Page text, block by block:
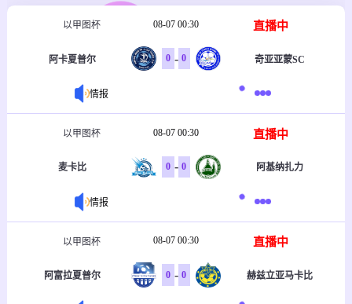
以甲图杯 08-07 00:30 直播中
阿卡夏普尔 0 - 0 奇亚亚蒙SC
情报
以甲图杯 08-07 00:30 直播中
麦卡比 0 - 0 阿基纳扎力
情报
以甲图杯 08-07 00:30 直播中
阿富拉夏普尔 0 - 0 赫兹立亚马卡比